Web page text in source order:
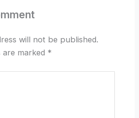
will not be published.
are marked *